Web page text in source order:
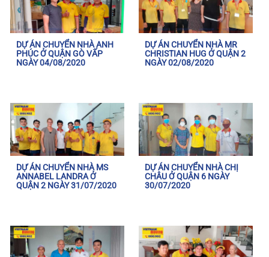
DỰ ÁN CHUYỂN NHÀ ANH
PHÚC Ở QUẬN GÒ VẤP
NGÀY 04/08/2020
DỰ ÁN CHUYỂN NHÀ MR
CHRISTIAN HUG Ở QUẬN 2
NGÀY 02/08/2020
DỰ ÁN CHUYỂN NHÀ MS
ANNABEL LANDRA Ở
QUẬN 2 NGÀY 31/07/2020
DỰ ÁN CHUYỂN NHÀ CHỊ
CHÂU Ở QUẬN 6 NGÀY
30/07/2020